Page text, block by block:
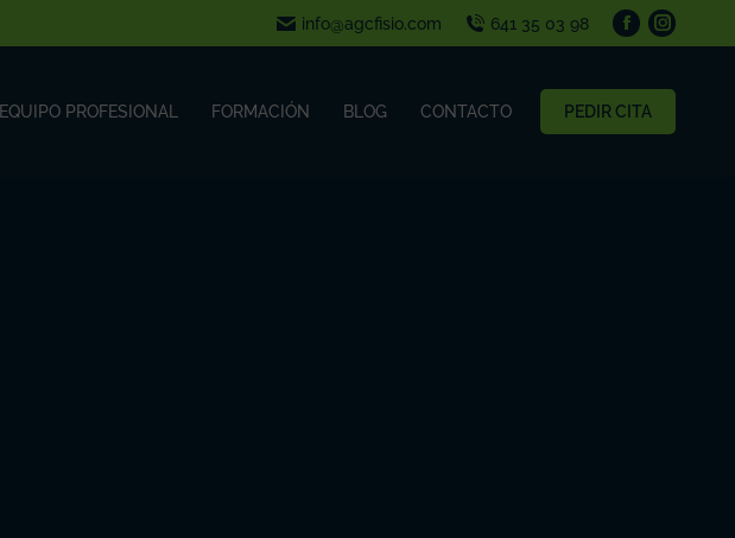
info@agcfisio.com 641 35 03 98
EQUIPO PROFESIONAL FORMACIÓN BLOG CONTACTO PEDIR CITA